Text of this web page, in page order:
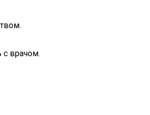
с врачом.